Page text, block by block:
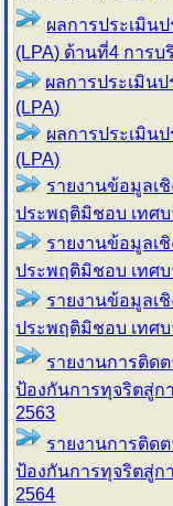
ผลการประเมิน
(LPA) ด้านที่4 การ
ผลการประเมิน
(LPA)
ผลการประเมิน
(LPA)
รายงานข้อมูลเชิ
ประพฤติมิชอบ เทศ
รายงานข้อมูลเชิ
ประพฤติมิชอบ เทศ
รายงานข้อมูลเชิ
ประพฤติมิชอบ เทศ
รายงานการติด
ป้องกันการทุจริตสู่ก
2563
รายงานการติด
ป้องกันการทุจริตสู่ก
2564